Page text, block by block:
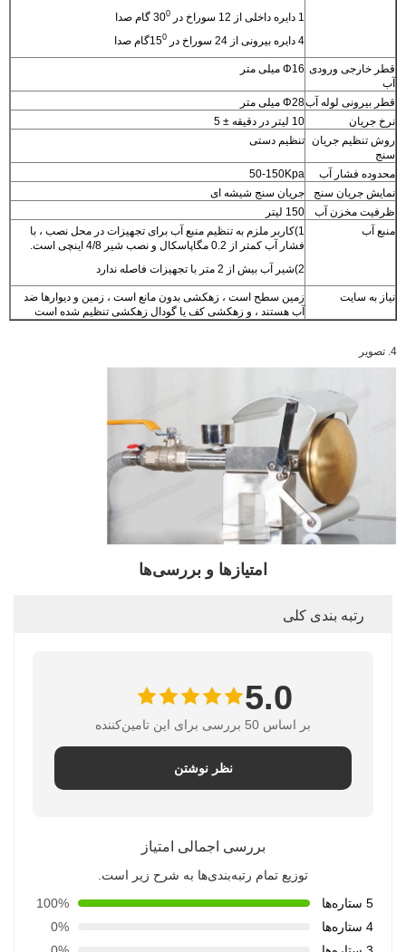
1 دایره داخلی از 12 سوراخ در 30 0
گام صدا
4 دایره بیرونی از 24 سوراخ در 15
0 گام صدا
قطر خارجی ورودی
آب
Φ16 میلی متر
قطر بیرونی لوله آبΦ28 میلی متر
نرخ جریان
10 لیتر در دقیقه ± 5
روش تنظیم جریان
سنج
تنظیم دستی
محدوده فشار آب
50-150Kpa
نمایش جریان سنج
جریان سنج شیشه ای
ظرفیت مخزن آب
150 لیتر
منبع آب
1)کاربر ملزم به تنظیم منبع آب برای تجهیزات در محل نصب ، با
فشار آب کمتر از 0.2 مگاپاسکال و نصب شیر 4/8 اینچی است.
2)شیر آب بیش از 2 متر با تجهیزات فاصله ندارد
نیاز به سایت
زمین سطح است ، زهکشی بدون مانع است ، زمین و دیوارها ضد
آب هستند ، و زهکشی کف یا گودال زهکشی تنظیم شده است
4. تصویر
امتیازها و بررسی‌ها
رتبه بندی کلی
5.0
بر اساس 50 بررسی برای این تامین‌کننده
نظر نوشتن
بررسی اجمالی امتیاز
توزیع تمام رتبه‌بندی‌ها به شرح زیر است.
5 ستاره‌ها
100%
4 ستاره‌ها
0%